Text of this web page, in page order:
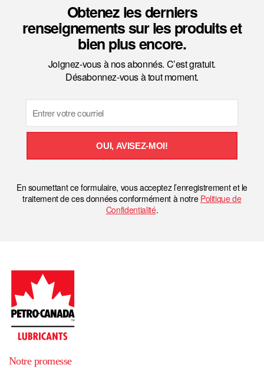
Obtenez les derniers
renseignements sur les produits et
bien plus encore.
Joignez-vous à nos abonnés. C’est gratuit.
Désabonnez-vous à tout moment.
OUI, AVISEZ-MOI!
En soumettant ce formulaire, vous acceptez l’enregistrement et le
traitement de ces données conformément à notre Politique de
Confidentialité.
Notre promesse